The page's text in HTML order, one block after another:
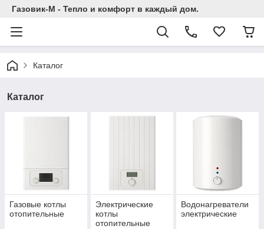
Газовик-М - Тепло и комфорт в каждый дом.
Каталог
Каталог
Газовые котлы
отопительные
Электрические
котлы
отопительные
Водонагреватели
электрические